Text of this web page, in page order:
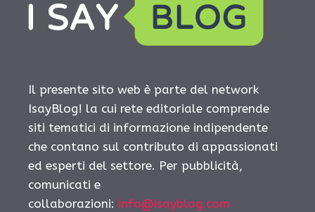
Il presente sito web è parte del network
IsayBlog! la cui rete editoriale comprende
siti tematici di informazione indipendente
che contano sul contributo di appassionati
ed esperti del settore. Per pubblicità,
comunicati e
collaborazioni: info@isayblog.com